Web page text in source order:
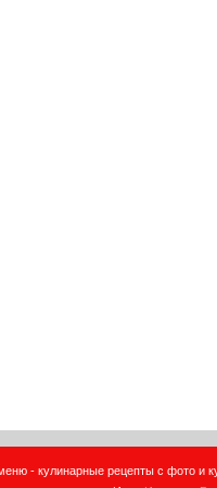
- кулинарные рецепты с фото и